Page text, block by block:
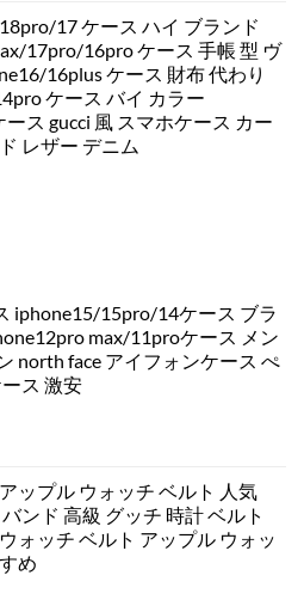
17 ケース ハイ ブランド
17pro/16pro ケース 手帳 型 ヴ
16plus ケース 財布 代わり
ケース バイ カラー
ス gucci 風 スマホケース カー
レザー デニム
iphone15/15pro/14ケース ブラ
max/11proケース メン
north face アイフォンケース ぺ
ス 激安
ップル ウォッチ ベルト 人気
ンド 高級 グッチ 時計 ベルト
ォッチ ベルト アップル ウォッ
め